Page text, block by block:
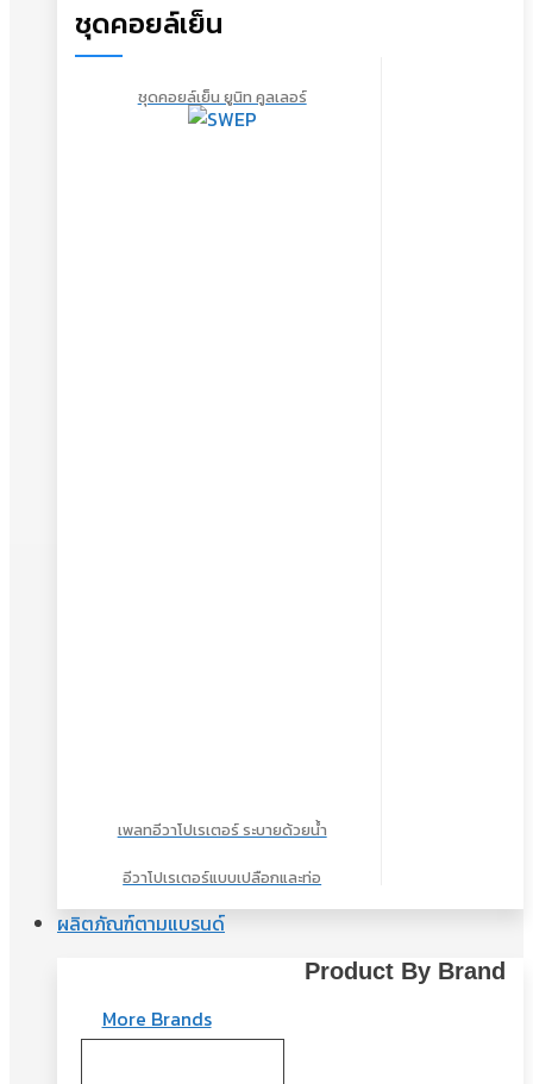
ชุดคอยล์เย็น
ชุดคอยล์เย็น ยูนิท คูลเลอร์
เพลทอีวาโปเรเตอร์ ระบายด้วยน้ำ
อีวาโปเรเตอร์แบบเปลือกและท่อ
ผลิตภัณฑ์ตามแบรนด์
Product By Brand
More Brands